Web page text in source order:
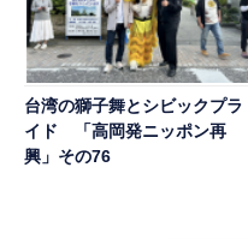
台湾の獅子舞とシビックプラ
イド 「高岡発ニッポン再
興」その76